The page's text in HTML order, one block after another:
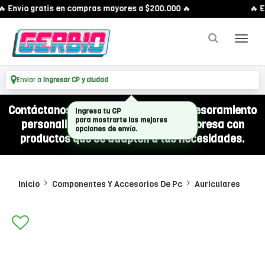
Envío gratis en compras mayores a $200.000 🔥 🔥
Enviar a Ingresar CP y ciudad
Contáctanos por WhatsApp y recibí asesoramiento
personalizado para equipar a tu empresa con
productos que se adapten a tus necesidades.
Inicio Componentes Y Accesorios De Pc Auriculares
Ingresa tu CP
para mostrarte las mejores
opciones de envío.